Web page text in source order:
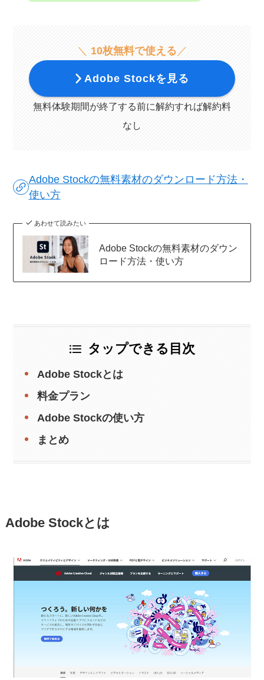
＼ 10枚無料で使える ／
Adobe Stockを見る
無料体験期間が終了する前に解約すれば解約料
なし
Adobe Stockの無料素材のダウンロード方法・
使い方
あわせて読みたい
Adobe Stockの無料素材のダウン
ロード方法・使い方
タップできる目次
Adobe Stockとは
料金プラン
Adobe Stockの使い方
まとめ
Adobe Stockとは